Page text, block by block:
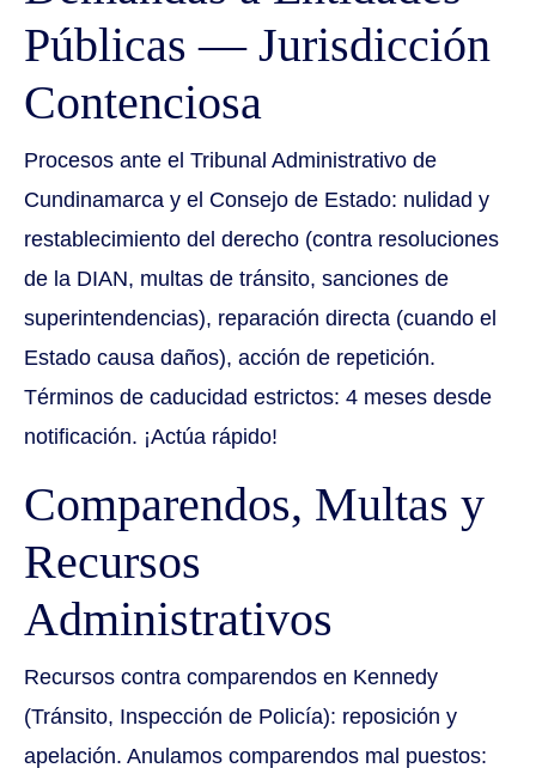
Públicas — Jurisdicción
Contenciosa
Procesos ante el Tribunal Administrativo de
Cundinamarca y el Consejo de Estado: nulidad y
restablecimiento del derecho (contra resoluciones
de la DIAN, multas de tránsito, sanciones de
superintendencias), reparación directa (cuando el
Estado causa daños), acción de repetición.
Términos de caducidad estrictos: 4 meses desde
notificación. ¡Actúa rápido!
Comparendos, Multas y
Recursos
Administrativos
Recursos contra comparendos en Kennedy
(Tránsito, Inspección de Policía): reposición y
apelación. Anulamos comparendos mal puestos: